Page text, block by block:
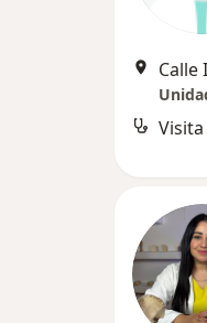
Calle